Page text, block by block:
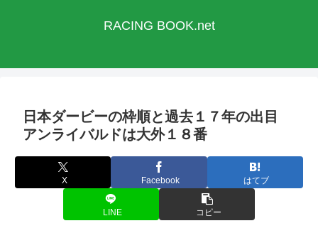
RACING BOOK.net
日本ダービーの枠順と過去１７年の出目
アンライバルドは大外１８番
X Facebook はてブ
LINE コピー